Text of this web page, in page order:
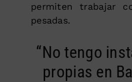
permiten trabajar
pesadas.
“No tengo
propias en